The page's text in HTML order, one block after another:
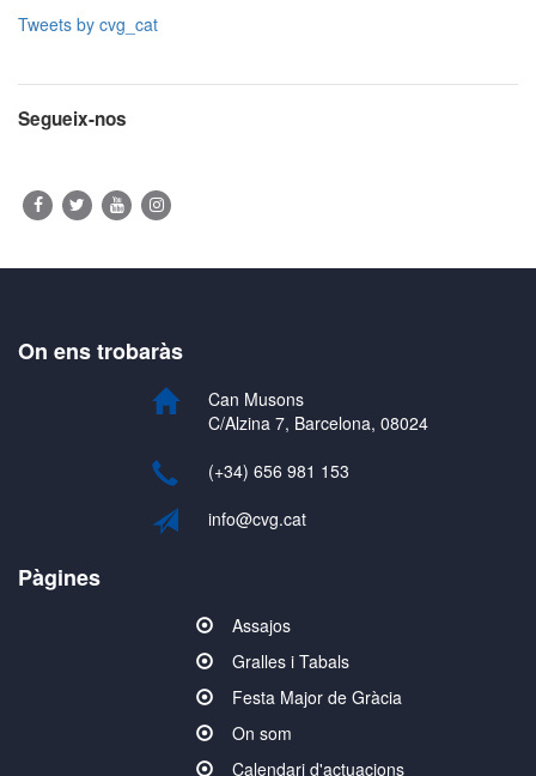
Tweets by cvg_cat
Segueix-nos
On ens trobaràs
Can Musons
C/Alzina 7, Barcelona, 08024
(+34) 656 981 153
info@cvg.cat
Pàgines
Assajos
Gralles i Tabals
Festa Major de Gràcia
On som
Calendari d'actuacions